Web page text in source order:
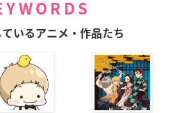
いるアニメ・作品たち